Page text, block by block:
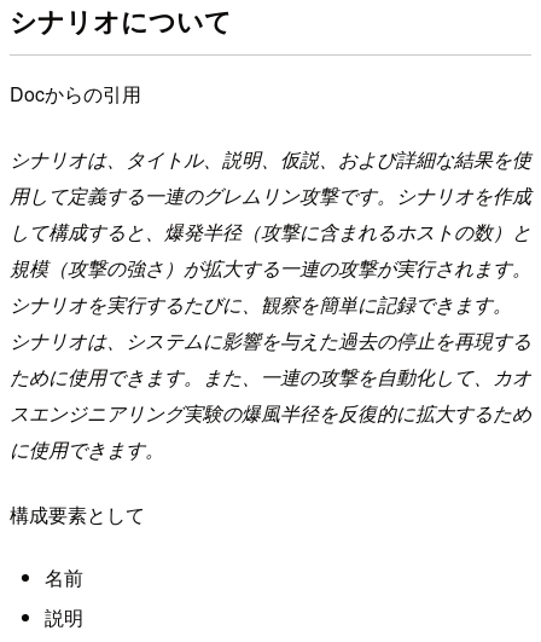
シナリオについて
Docからの引用
シナリオは、タイトル、説明、仮説、および詳細な結果を使
用して定義する一連のグレムリン攻撃です。シナリオを作成
して構成すると、爆発半径（攻撃に含まれるホストの数）と
規模（攻撃の強さ）が拡大する一連の攻撃が実行されます。
シナリオを実行するたびに、観察を簡単に記録できます。
シナリオは、システムに影響を与えた過去の停止を再現する
ために使用できます。また、一連の攻撃を自動化して、カオ
スエンジニアリング実験の爆風半径を反復的に拡大するため
に使用できます。
構成要素として
名前
説明